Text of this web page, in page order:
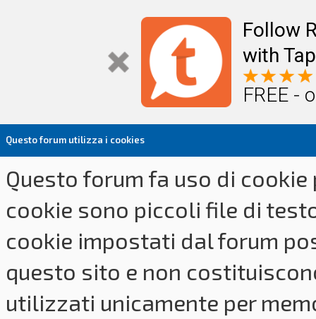
Follow
with
FREE -
Questo forum utilizza i cookies
Questo forum fa uso di
cookie sono piccoli file di
cookie impostati dal forum
questo sito e non
utilizzati unicamente per